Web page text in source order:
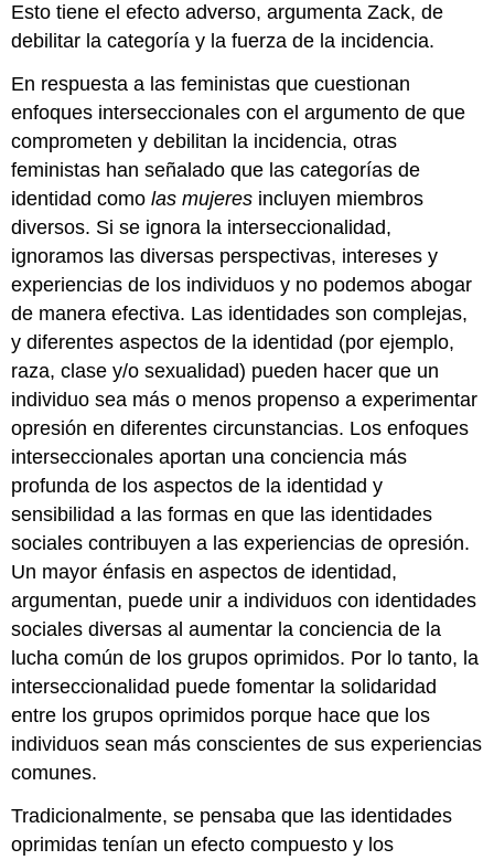
Esto tiene el efecto adverso, argumenta Zack, de
debilitar la categoría y la fuerza de la incidencia.
En respuesta a las feministas que cuestionan
enfoques interseccionales con el argumento de que
comprometen y debilitan la incidencia, otras
feministas han señalado que las categorías de
identidad comolas mujeres incluyen miembros
diversos. Si se ignora la interseccionalidad,
ignoramos las diversas perspectivas, intereses y
experiencias de los individuos y no podemos abogar
de manera efectiva. Las identidades son complejas,
y diferentes aspectos de la identidad (por ejemplo,
raza, clase y/o sexualidad) pueden hacer que un
individuo sea más o menos propenso a experimentar
opresión en diferentes circunstancias. Los enfoques
interseccionales aportan una conciencia más
profunda de los aspectos de la identidad y
sensibilidad a las formas en que las identidades
sociales contribuyen a las experiencias de opresión.
Un mayor énfasis en aspectos de identidad,
argumentan, puede unir a individuos con identidades
sociales diversas al aumentar la conciencia de la
lucha común de los grupos oprimidos. Por lo tanto, la
interseccionalidad puede fomentar la solidaridad
entre los grupos oprimidos porque hace que los
individuos sean más conscientes de sus experiencias
comunes.
Tradicionalmente, se pensaba que las identidades
oprimidas tenían un efecto compuesto y los